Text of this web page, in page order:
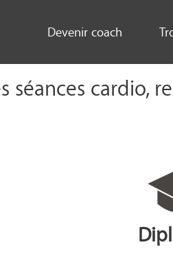
Devenir coach
séances cardio,